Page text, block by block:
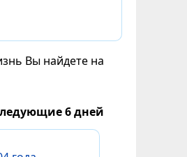
Вы найдете на
6 дней